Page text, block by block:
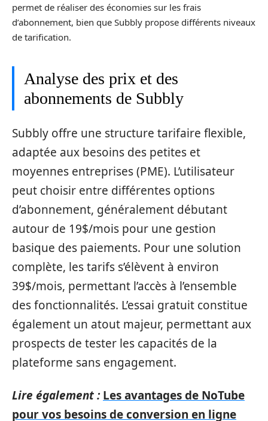
permet de réaliser des économies sur les frais
d’abonnement, bien que Subbly propose différents niveaux
de tarification.
Analyse des prix et des
abonnements de Subbly
Subbly offre une structure tarifaire flexible,
adaptée aux besoins des petites et
moyennes entreprises (PME). L’utilisateur
peut choisir entre différentes options
d’abonnement, généralement débutant
autour de 19$/mois pour une gestion
basique des paiements. Pour une solution
complète, les tarifs s’élèvent à environ
39$/mois, permettant l’accès à l’ensemble
des fonctionnalités. L’essai gratuit constitue
également un atout majeur, permettant aux
prospects de tester les capacités de la
plateforme sans engagement.
Lire également : Les avantages de NoTube
pour vos besoins de conversion en ligne